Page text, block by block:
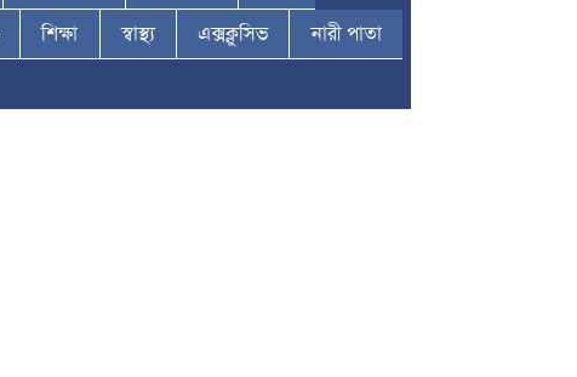
শিক্ষা স্বাস্থ্য এক্সক্লুসিভ নারী পাতা